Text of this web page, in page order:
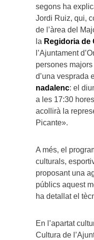
segons ha
Jordi Ruiz, qui,
de l’àrea del
la Regidoria de
l’Ajuntament
persones
d’una vesprada
nadalenc: el
a les 17:30
acollirà la
Picante».
A més, el
culturals,
proposant una
públics aquest
ha detallat el
En l’apartat
Cultura de